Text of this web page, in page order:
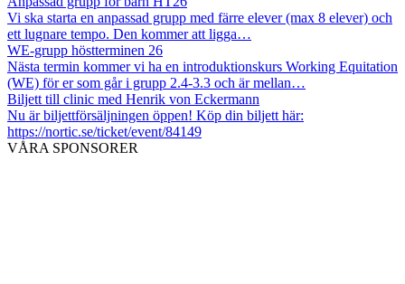
Vi ska starta en anpassad grupp med färre elever (max 8 elever) och
ett lugnare tempo. Den kommer att ligga…
WE-grupp höstterminen 26
Nästa termin kommer vi ha en introduktionskurs Working Equitation
(WE) för er som går i grupp 2.4-3.3 och är mellan…
Biljett till clinic med Henrik von Eckermann
Nu är biljettförsäljningen öppen! Köp din biljett här:
https://nortic.se/ticket/event/84149
VÅRA SPONSORER